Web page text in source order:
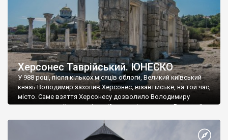
Херсонес Таврійський. ЮНЕСКО
У 988 році, після кількох місяців облоги, Великий київський
князь Володимир захопив Херсонес, візантійське, на той час,
місто. Саме взяття Херсонесу дозволило Володимиру
диктувати свої умови візантійському імператору Василю ІІ, та
Херсонесі Володимир-язичник, став Василем-християнином.
А потім було Хрещення Русі. На честь Херсонесу Таврійського